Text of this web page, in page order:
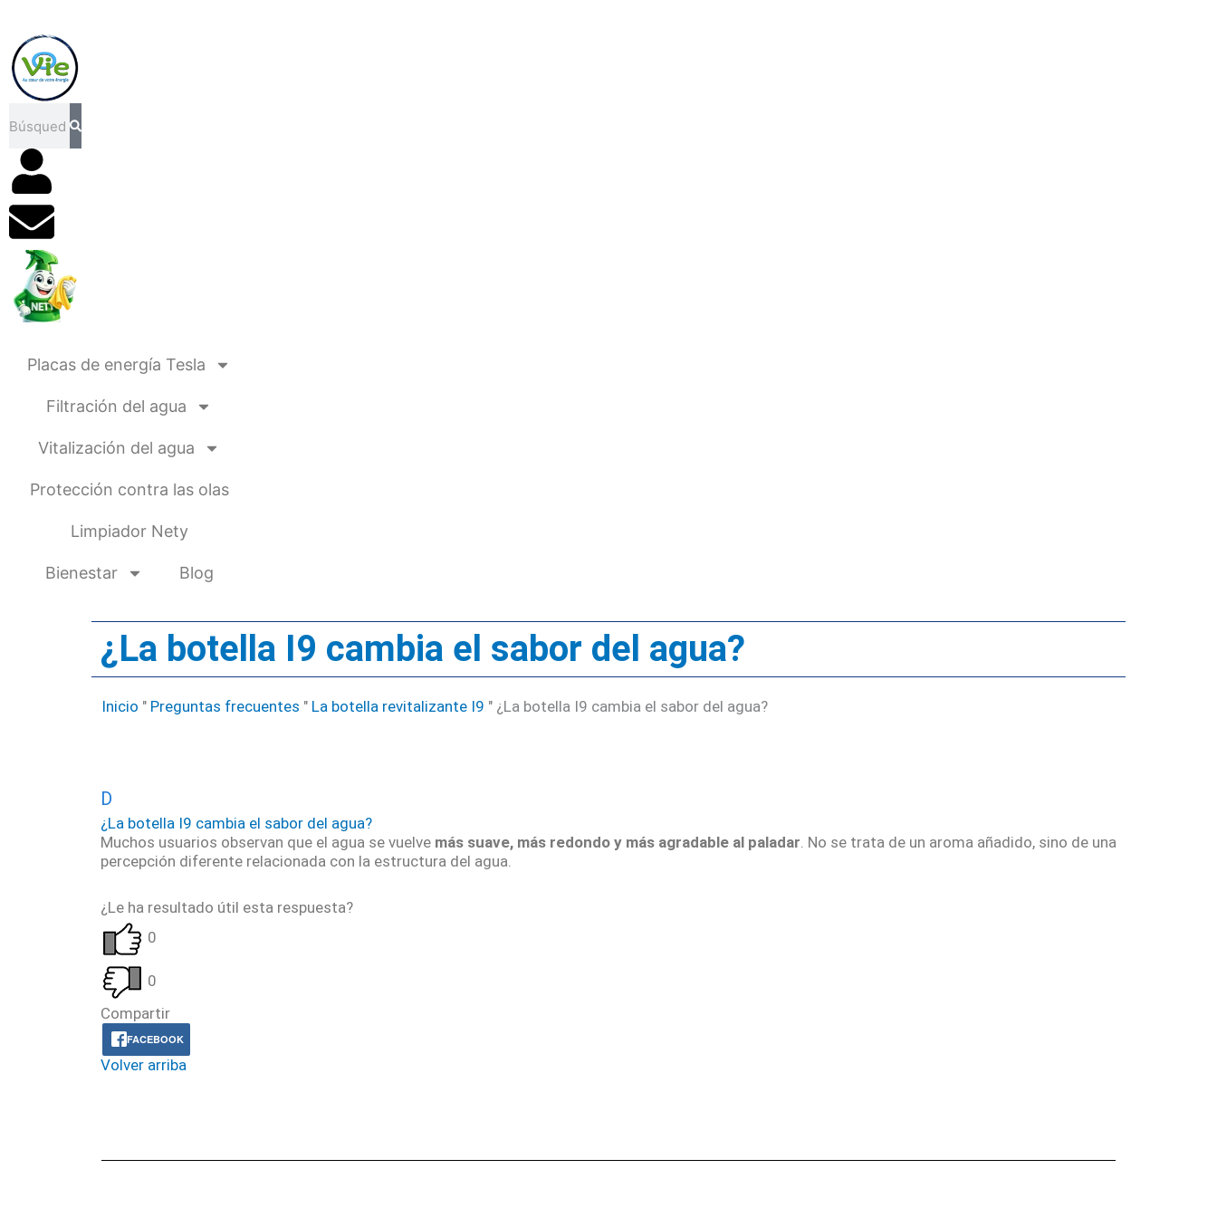
en
Placas de energía Tesla
Filtración del agua
Vitalización del agua
Protección contra las olas
Limpiador Nety
Bienestar Blog
¿La botella I9 cambia el sabor del agua?
Inicio " Preguntas frecuentes " La botella revitalizante I9 " ¿La botella I9 cambia el sabor del agua?
D
¿La botella I9 cambia el sabor del agua?
Muchos usuarios observan que el agua se vuelve más suave, más redondo y más agradable al paladar . No se trata de un aroma añadido, sino de una
percepción diferente relacionada con la estructura del agua.
¿Le ha resultado útil esta respuesta?
0
0
Compartir
FACEBOOK
Volver arriba